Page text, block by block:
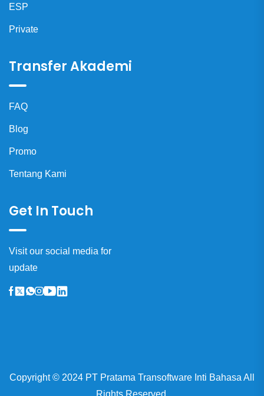
ESP
Private
Transfer Akademi
FAQ
Blog
Promo
Tentang Kami
Get In Touch
Visit our social media for
update
Copyright © 2024 PT Pratama Transoftware Inti Bahasa All